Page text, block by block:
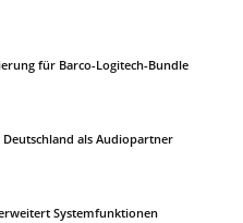
für Barco-Logitech-Bundle
als Audiopartner
Systemfunktionen